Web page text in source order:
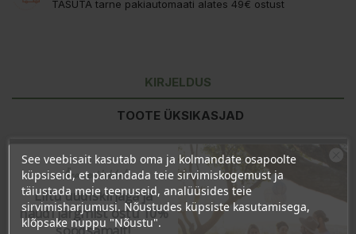
TASUTA tarne pakiautomaati alates 49€ ostust
KIRJELDUS
TOOTE ÜKSIKASJAD
KLIENDI KOMMENTAARID
Koostisosad:Aqua, Aloe Barbadensis Leaf Juice, Sodium Coco
Sulfate, Lauryl Glucoside, Sodium Lauroyl Sarcosinate, Coco
See veebisait kasutab oma ja kolmandate osapoolte
küpsiseid, et parandada teie sirvimiskogemust ja
täiustada meie teenuseid, analüüsides teie
sirvimisharjumusi. Nõustudes küpsiste kasutamisega,
klõpsake nuppu "Nõustu".
Ära veel lahku!
Liitu uudiskirjaga ja
naudi järgmist ostu 10%